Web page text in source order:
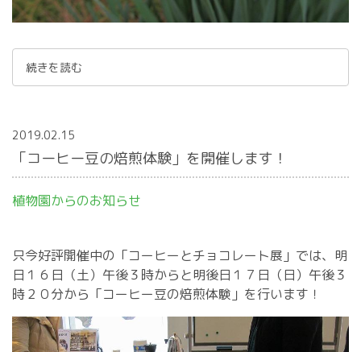
続きを読む
2019.02.15
「コーヒー豆の焙煎体験」を開催します！
植物園からのお知らせ
只今好評開催中の「コーヒーとチョコレート展」では、明
日１６日（土）午後３時からと明後日１７日（日）午後３
時２０分から「コーヒー豆の焙煎体験」を行います！